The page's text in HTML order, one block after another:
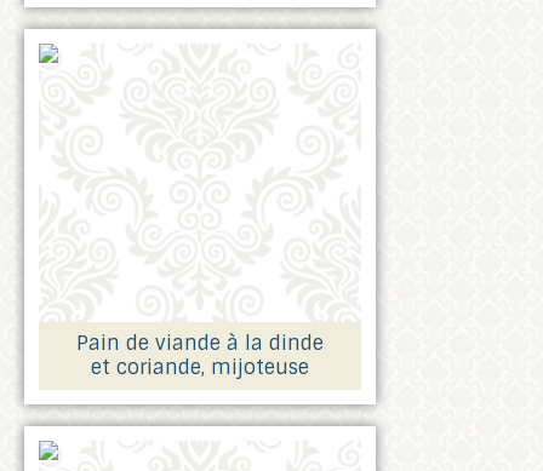
Pain de viande à la dinde
et coriande, mijoteuse